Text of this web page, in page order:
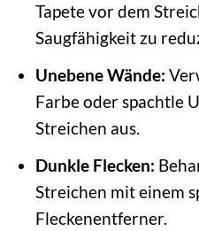
Tapete vor dem
Saugfähigkeit zu
Unebene Wände:
Farbe oder spachtle
Streichen aus.
Dunkle Flecken:
Streichen mit einem
Fleckenentferner.